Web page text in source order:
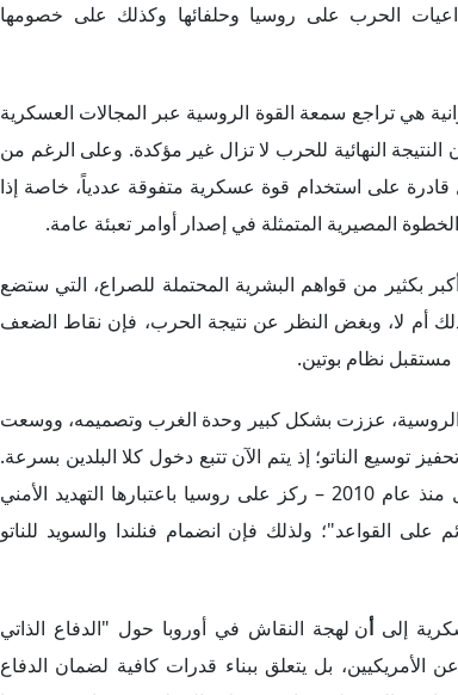
الحرب على روسيا وحلفائها وكذلك على خصومها
هي تراجع سمعة القوة الروسية عبر المجالات العسكرية
النهائية للحرب لا تزال غير مؤكدة. وعلى الرغم من
قادرة على استخدام قوة عسكرية متفوقة عددياً، خاصة إذا
المصيرية المتمثلة في إصدار أوامر تعبئة عامة.
بكثير من قواهم البشرية المحتملة للصراع، التي ستضع
ذلك أم لا، وبغض النظر عن نتيجة الحرب، فإن نقاط الضعف
مستقبل نظام بوتين.
عززت بشكل كبير وحدة الغرب وتصميمه، ووسعت
توسيع الناتو؛ إذ يتم الآن تتبع دخول كلا البلدين بسرعة.
وفي قمة مدريد في يونيو 2022، وافق الناتو على مفهوم استراتيجي جديد – وهو الأول منذ عام 2010 – ركز على روسيا باعتبارها التهديد الأمني
القواعد"؛ ولذلك فإن انضمام فنلندا والسويد للناتو
إلى أن لهجة النقاش في أوروبا حول "الدفاع الذاتي
بل يتعلق ببناء قدرات كافية لضمان الدفاع